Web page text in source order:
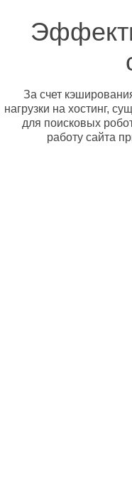
За счет
нагрузки на хостинг,
для поисковых
работу сайта